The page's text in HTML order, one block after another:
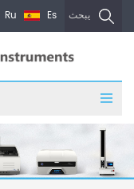
يبحث Ru Es